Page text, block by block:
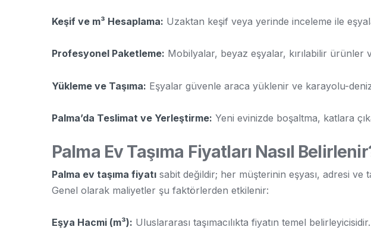
Keşif ve m³ Hesaplama: Uzaktan keşif veya yerinde inceleme ile
Profesyonel Paketleme: Mobilyalar, beyaz eşyalar, kırılabilir ürünler
Yükleme ve Taşıma: Eşyalar güvenle araca yüklenir ve karayolu-
Palma’da Teslimat ve Yerleştirme: Yeni evinizde boşaltma, katlara
Palma Ev Taşıma Fiyatları Nasıl
Palma ev taşıma fiyatı sabit değildir; her müşterinin eşyası, adresi ve
Genel olarak maliyetler şu faktörlerden etkilenir:
Eşya Hacmi (m³): Uluslararası taşımacılıkta fiyatın temel belirleyicisidir.